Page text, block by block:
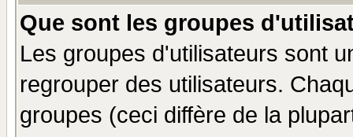
Que sont les groupes
Les groupes d'utilisateurs sont
regrouper des utilisateurs.
groupes (ceci diffère de la